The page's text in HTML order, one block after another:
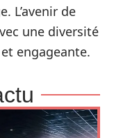
L’avenir de
une diversité
engageante.